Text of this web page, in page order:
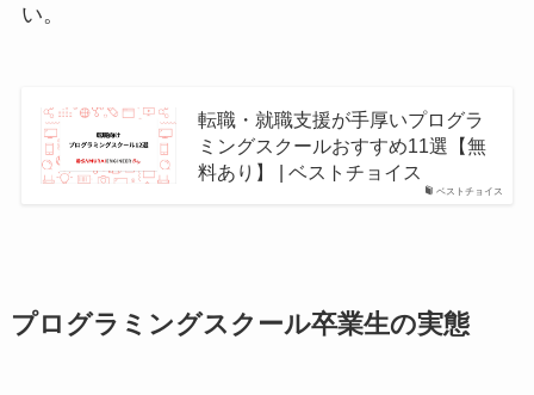
い。
ベストチョイス
転職・就職支援が手厚いプログラ
ミングスクールおすすめ11選【無
料あり】 | ベストチョイス
プログラミングスクール卒業生の実態